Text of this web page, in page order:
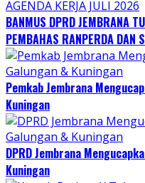
BANMUS DPRD JEMBRANA
PEMBAHAS RANPERDA DAN
Pemkab Jembrana
Kuningan
DPRD Jembrana
Kuningan